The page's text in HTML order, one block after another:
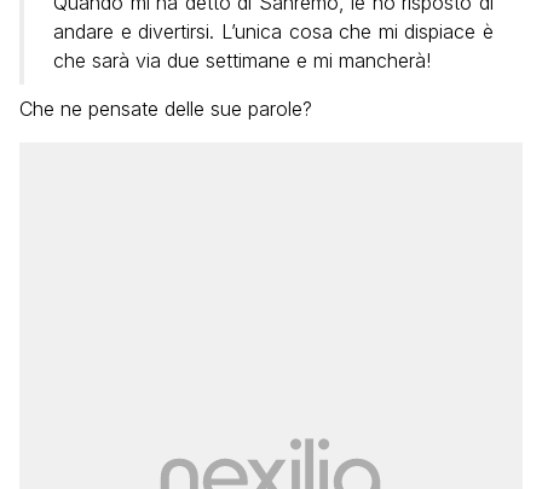
andare e divertirsi. L’unica cosa che mi dispiace è
che sarà via due settimane e mi mancherà!
Che ne pensate delle sue parole?